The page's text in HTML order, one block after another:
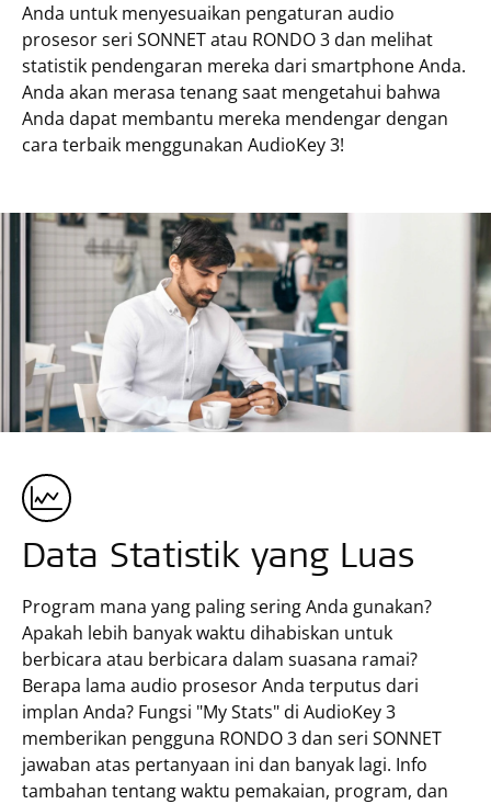
Anda untuk menyesuaikan pengaturan audio
prosesor seri SONNET atau RONDO 3 dan melihat
statistik pendengaran mereka dari smartphone Anda.
Anda akan merasa tenang saat mengetahui bahwa
Anda dapat membantu mereka mendengar dengan
cara terbaik menggunakan AudioKey 3!
Data Statistik yang Luas
Program mana yang paling sering Anda gunakan?
Apakah lebih banyak waktu dihabiskan untuk
berbicara atau berbicara dalam suasana ramai?
Berapa lama audio prosesor Anda terputus dari
implan Anda? Fungsi "My Stats" di AudioKey 3
memberikan pengguna RONDO 3 dan seri SONNET
jawaban atas pertanyaan ini dan banyak lagi. Info
tambahan tentang waktu pemakaian, program, dan